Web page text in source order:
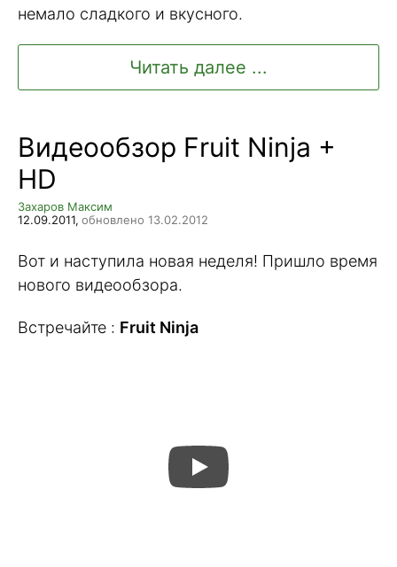
немало сладкого и вкусного.
Читать далее ...
Видеообзор Fruit Ninja +
HD
Захаров Максим
12.09.2011, обновлено 13.02.2012
Вот и наступила новая неделя! Пришло время
нового видеообзора.
Встречайте : Fruit Ninja